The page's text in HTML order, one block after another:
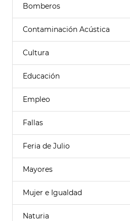
Bomberos
Contaminación Acústica
Cultura
Educación
Empleo
Fallas
Feria de Julio
Mayores
Mujer e Igualdad
Naturia